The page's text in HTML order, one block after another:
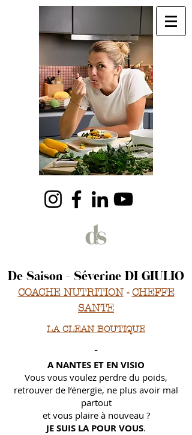
De Saison - Séverine DI GIULIO
COACHE NUTRITION- CHEFFE
SANTE
LA CLEAN BOUTIQUE
-
A NANTES ET EN VISIO
Vous vous voulez perdre du poids,
retrouver de l’énergie, ne plus avoir mal
partout
et vous plaire à nouveau ?
JE SUIS LA POUR VOUS.